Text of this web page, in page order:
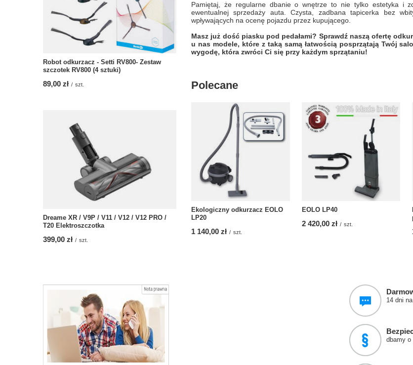
Robot odkurzacz - Setti RV800- Zestaw
szczotek RV800 (4 sztuki)
89,00 zł / szt.
Dreame XR / V9P / V11 / V12 / V12 PRO /
T20 Elektroszczotka
399,00 zł / szt.
Pamiętaj, że regularne dbanie o wnętrze to nie tylko estetyka i
ewentualnej sprzedaży auta. Czysta, zadbana tapicerka bez
wpływających na ocenę pojazdu przez kupującego.
Masz już dość piasku pod pedałami? Sprawdź naszą ofertę
u nas modele, które z taką samą łatwością posprzątają Twój
wygodę, która zwróci Ci się przy każdym sprzątaniu!
Polecane
Ekologiczny odkurzacz EOLO
LP20
1 140,00 zł / szt.
EOLO LP40
2 420,00 zł / szt.
14 dni
dbamy o